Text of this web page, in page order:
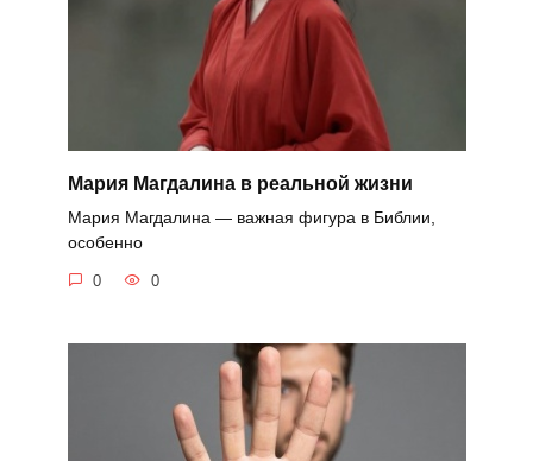
Мария Магдалина в реальной жизни
Мария Магдалина — важная фигура в Библии,
особенно
0 0